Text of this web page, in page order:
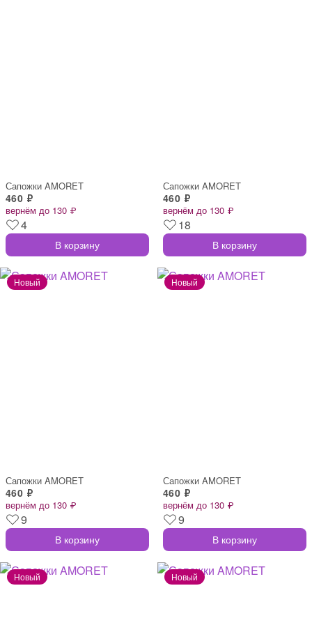
Сапожки AMORET
460 ₽
вернём до 130 ₽
4
В корзину
Сапожки AMORET
460 ₽
вернём до 130 ₽
18
В корзину
Сапожки AMORET
460 ₽
вернём до 130 ₽
9
В корзину
Сапожки AMORET
460 ₽
вернём до 130 ₽
9
В корзину